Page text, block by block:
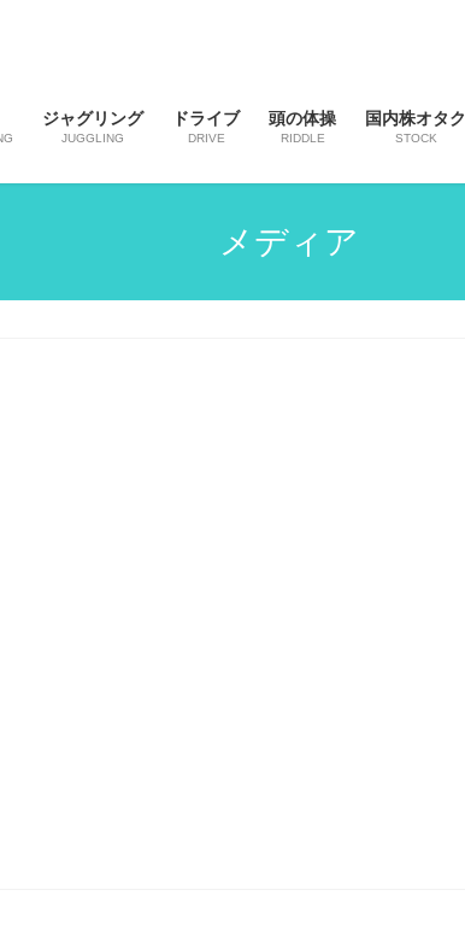
ジャグリング
JUGGLING
ドライブ
DRIVE
頭の体操
RIDDLE
国内株オタク
STOCK
メディア